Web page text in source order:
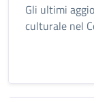
Gli ultimi
culturale nel